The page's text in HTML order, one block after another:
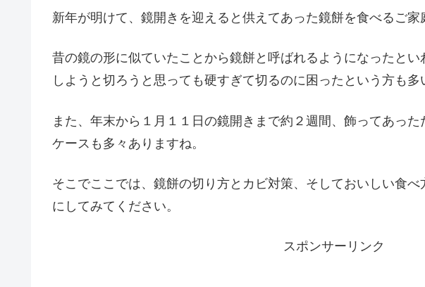
新年が明けて、鏡開きを迎えると供えてあった鏡餅を食べるご家
昔の鏡の形に似ていたことから鏡餅と呼ばれるようになったと
しようと切ろうと思っても硬すぎて切るのに困ったという方も多
また、年末から１月１１日の鏡開きまで約２週間、飾ってあっ
ケースも多々ありますね。
そこでここでは、鏡餅の切り方とカビ対策、そしておいしい食
にしてみてください。
スポンサーリンク